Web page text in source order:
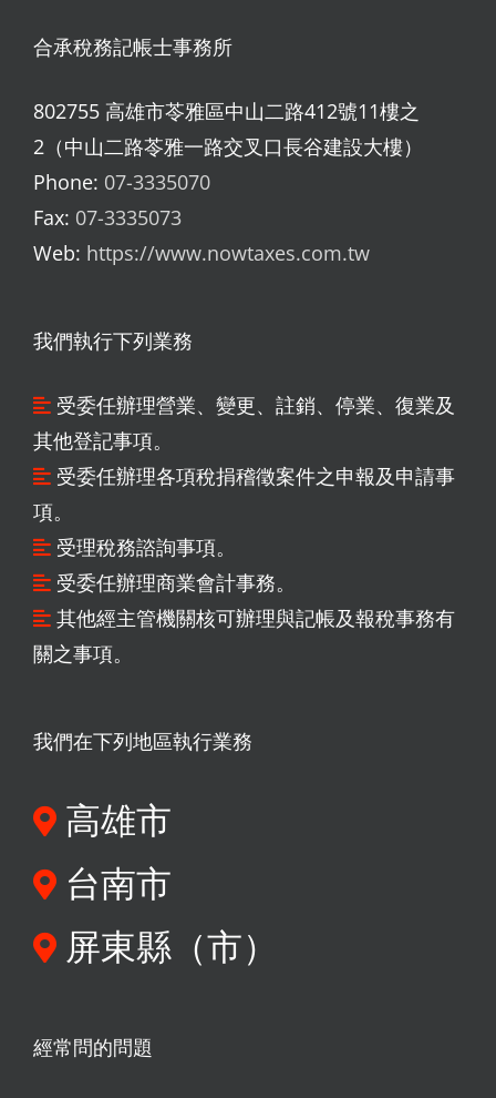
合承稅務記帳士事務所
802755 高雄市苓雅區中山二路412號11樓之
2（中山二路苓雅一路交叉口長谷建設大樓）
Phone: 07-3335070
Fax: 07-3335073
Web: https://www.nowtaxes.com.tw
我們執行下列業務
受委任辦理營業、變更、註銷、停業、復業及
其他登記事項。
受委任辦理各項稅捐稽徵案件之申報及申請事
項。
受理稅務諮詢事項。
受委任辦理商業會計事務。
其他經主管機關核可辦理與記帳及報稅事務有
關之事項。
我們在下列地區執行業務
高雄市
台南市
屏東縣（市）
經常問的問題